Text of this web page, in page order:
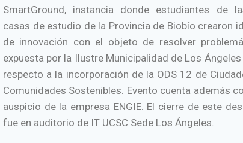
SmartGround, instancia donde estudiantes de
casas de estudio de la Provincia de Biobío crearon
de innovación con el objeto de resolver
expuesta por la Ilustre Municipalidad de Los Ángeles
respecto a la incorporación de la ODS 12 de
Comunidades Sostenibles. Evento cuenta además
auspicio de la empresa ENGIE. El cierre de este
fue en auditorio de IT UCSC Sede Los Ángeles.